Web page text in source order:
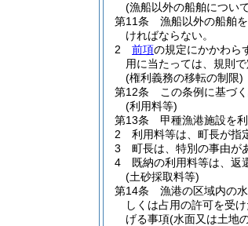
(漁船以外の船舶につい
第11条
漁船以外の船舶
ければならない。
2
前項の規定にかかわら
用に当たっては、規則
(権利義務の移転の制限)
第12条
この条例に基づ
(利用料等)
第13条
甲種漁港施設を
2
利用料等は、町長が指
3
町長は、特別の事由が
4
既納の利用料等は、返
(土砂採取料等)
第14条
漁港の区域内の
しくは占用の許可を受
げる事項(水面又は土地